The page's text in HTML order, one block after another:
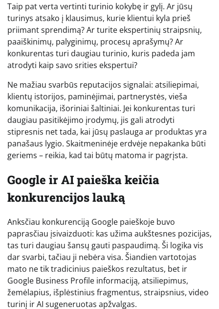
Taip pat verta vertinti turinio kokybę ir gylį. Ar jūsų
turinys atsako į klausimus, kurie klientui kyla prieš
priimant sprendimą? Ar turite ekspertinių straipsnių,
paaiškinimų, palyginimų, procesų aprašymų? Ar
konkurentas turi daugiau turinio, kuris padeda jam
atrodyti kaip savo srities ekspertui?
Ne mažiau svarbūs reputacijos signalai: atsiliepimai,
klientų istorijos, paminėjimai, partnerystės, vieša
komunikacija, išoriniai šaltiniai. Jei konkurentas turi
daugiau pasitikėjimo įrodymų, jis gali atrodyti
stipresnis net tada, kai jūsų paslauga ar produktas yra
panašaus lygio. Skaitmeninėje erdvėje nepakanka būti
geriems – reikia, kad tai būtų matoma ir pagrįsta.
Google ir AI paieška keičia
konkurencijos lauką
Anksčiau konkurenciją Google paieškoje buvo
paprasčiau įsivaizduoti: kas užima aukštesnes pozicijas,
tas turi daugiau šansų gauti paspaudimą. Ši logika vis
dar svarbi, tačiau ji nebėra visa. Šiandien vartotojas
mato ne tik tradicinius paieškos rezultatus, bet ir
Google Business Profile informaciją, atsiliepimus,
žemėlapius, išplėstinius fragmentus, straipsnius, video
turinį ir AI sugeneruotas apžvalgas.